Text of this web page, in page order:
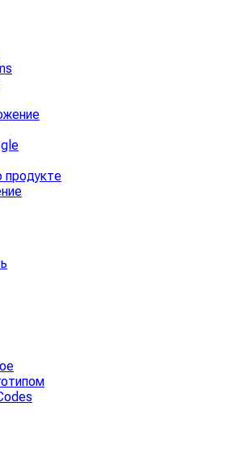
продукте